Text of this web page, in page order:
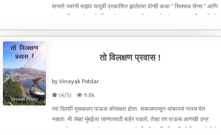
मानतो ज्यांनी माझ्या यापूर्वी प्रकाशित झालेल्या दोन्ही कथा “ सिक्सथ सेन्स “ आणि
“ एक परी कथा “ या दोन्ही कथांना अक्षरशः डोक्यावर घेतलं, भरभरून कौतुक केलं.
तो विलक्षण प्रवास !
by Vinayak Potdar
(4/5)
9.8k
त्या दिवशी मुसळधार पाऊस कोसळत होता. सकाळपासून थांबायचं नावच घेत
नव्हता. मी जेव्हा मुंबईला जाण्यासाठी बाहेर पडलो, तेव्हा तर पाऊस आणखी उग्र
झाला होता. पण मला थांबून चालणार नव्हतं. मी ट्रेनच तिकीट ऑलरेडी काढलं होतं.